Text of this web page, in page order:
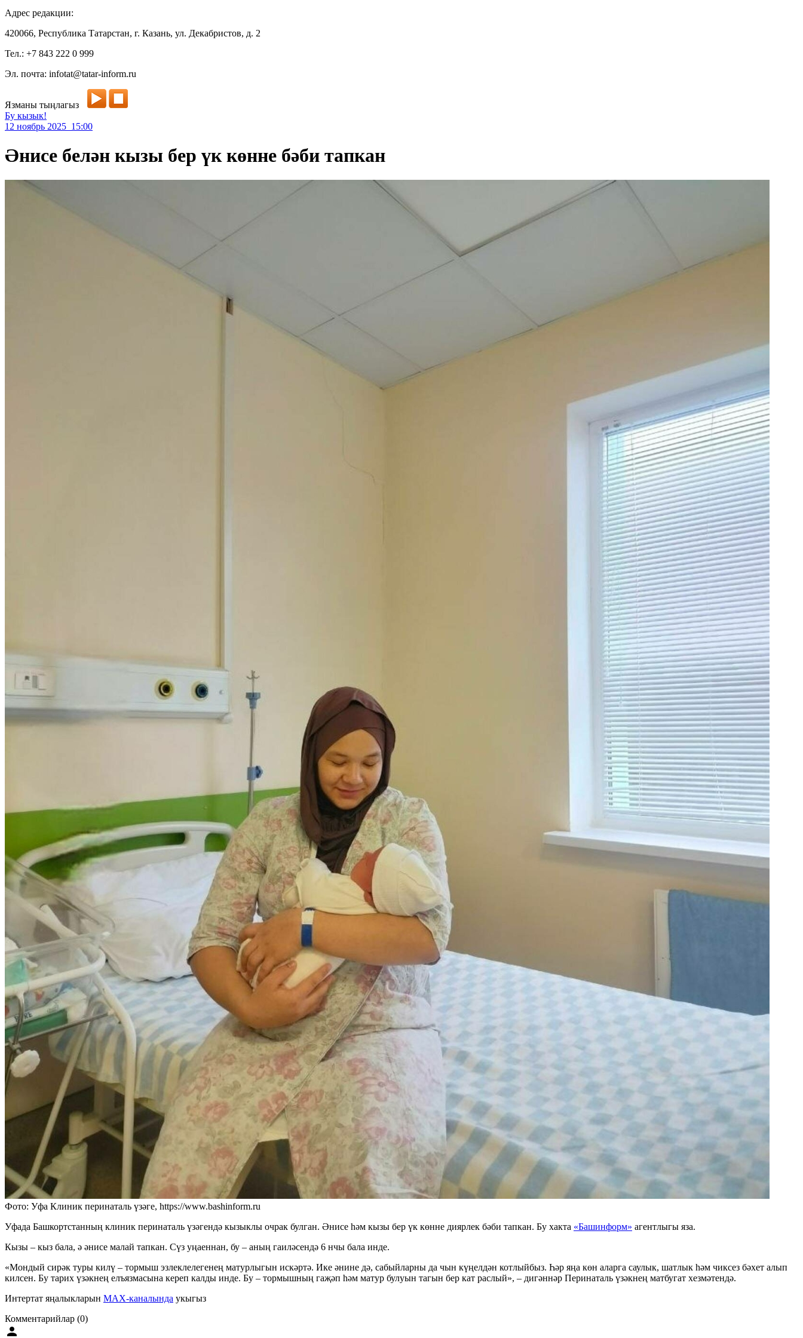
Адрес редакции:
420066, Республика Татарстан, г. Казань, ул. Декабристов, д. 2
Тел.: +7 843 222 0 999
Эл. почта: infotat@tatar-inform.ru
Язманы тыңлагыз
Бу кызык!
12 ноябрь 2025 15:00
Әнисе белән кызы бер үк көнне бәби тапкан
Фото: Уфа Клиник перинаталь үзәге, https://www.bashinform.ru
Уфада Башкортстанның клиник перинаталь үзәгендә кызыклы очрак булган. Әнисе һәм кызы бер үк көнне диярлек бәби тапкан. Бу хакта «Башинформ» агентлыгы яза.
Кызы – кыз бала, ә әнисе малай тапкан. Сүз уңаеннан, бу – аның гаиләсендә 6 нчы бала инде.
«Мондый сирәк туры килү – тормыш эзлеклелегенең матурлыгын искәртә. Ике әнине дә, сабыйларны да чын күңелдән котлыйбыз. Һәр яңа көн аларга саулык, шатлык һәм чиксез бәхет алып
килсен. Бу тарих үзәкнең елъязмасына кереп калды инде. Бу – тормышның гаҗәп һәм матур булуын тагын бер кат раслый», – дигәннәр Перинаталь үзәкнең матбугат хезмәтендә.
Интертат яңалыкларын MAX-каналында укыгыз
Комментарийлар (0)